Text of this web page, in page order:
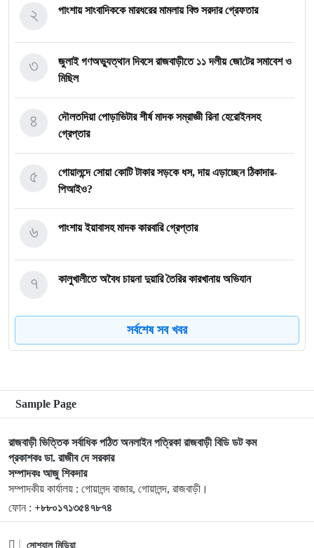
পাংশায় সাংবাদিককে মারধরের মামলায় বিশু সরদার গ্রেফতার
২
জুলাই গণঅভ্যুত্থান দিবসে রাজবাড়ীতে ১১ দলীয় জো‌টের সমাবেশ ও
মি‌ছিল
৩
দৌলতদিয়া পোড়াভিটার শীর্ষ মাদক সম্রাজ্ঞী রিনা হেরোইনসহ
গ্রেপ্তার
৪
গোয়ালন্দে সোয়া কোটি টাকার সড়কে ধস, দায় এড়াচ্ছেন ঠিকাদার-
পিআইও?
৫
পাংশায় ইয়াবাসহ মাদক কারবারি গ্রেপ্তার
৬
কালুখালীতে অবৈধ চায়না দুয়ারি তৈরির কারখানায় অভিযান
৭
গোয়ালন্দের নবাগত ইউএনও সাইফুল হুদার যোগদান
৯
সম্মাননা প্রদান
১০
কালুখালীতে বাস-মাহেন্দ্র সংঘর্ষ নিহত-১ আহত ৫
১১
পদ্মা নদীতে নৌ পুলিশের অভিযানে অবৈধ চায়না দুয়ারী জালসহ জেলে
১২
সর্বশেষ সব খবর
Sample Page
রাজবাড়ী ভিত্তিক সর্বাধিক পঠিত অনলাইন পত্রিকা রাজবাড়ী বিডি ডট কম
প্রকাশকঃ ডা. রাজীব দে সরকার
সম্পাদকঃ আজু শিকদার
সম্পাদকীয় কার্যালয় : গোয়ালন্দ বাজার, গোয়ালন্দ, রাজবাড়ী।
ফোন : +৮৮০১৭১৩৫৪৭৮৭৪
সোশ্যাল মিডিয়া